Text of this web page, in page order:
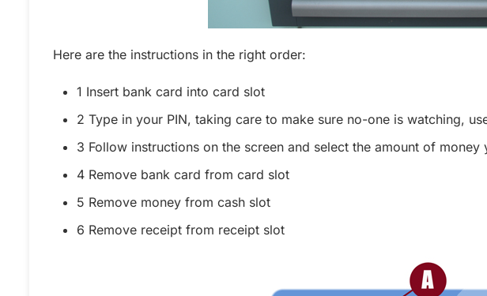
Here are the instructions in the right order:
1 Insert bank card into card slot
2 Type in your PIN, taking care to make sure no-one is watching,
3 Follow instructions on the screen and select the amount of money
4 Remove bank card from card slot
5 Remove money from cash slot
6 Remove receipt from receipt slot